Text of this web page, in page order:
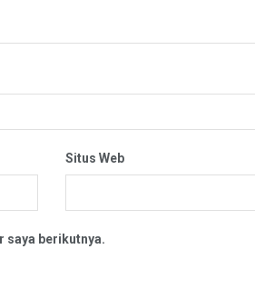
Situs Web
saya berikutnya.